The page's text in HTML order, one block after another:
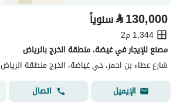
⃁130,000 سنوياً
1,344 م2
مصنع للإيجار في غيضة، منطقة الخرج بالرياض
شارع عطاء بن احمر، حي غياضة، الخرج منطقة الرياض
الإيميل
اتصال